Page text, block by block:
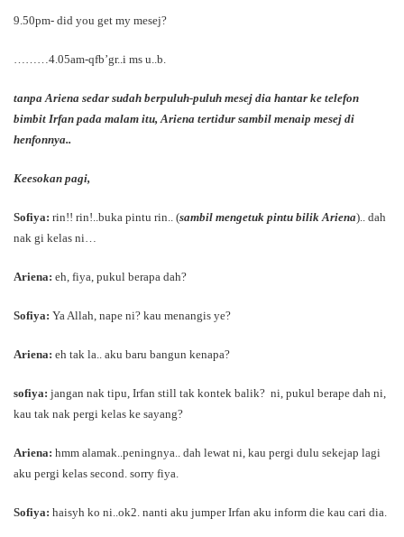
9.50pm- did you get my mesej?
………4.05am-qfb’gr..i ms u..b.
tanpa Ariena sedar sudah berpuluh-puluh mesej dia hantar ke telefon
bimbit Irfan pada malam itu, Ariena tertidur sambil menaip mesej di
henfonnya..
Keesokan pagi,
Sofiya: rin!! rin!..buka pintu rin.. (sambil mengetuk pintu bilik Ariena).. dah
nak gi kelas ni…
Ariena: eh, fiya, pukul berapa dah?
Sofiya: Ya Allah, nape ni? kau menangis ye?
Ariena: eh tak la.. aku baru bangun kenapa?
sofiya: jangan nak tipu, Irfan still tak kontek balik? ni, pukul berape dah ni,
kau tak nak pergi kelas ke sayang?
Ariena: hmm alamak..peningnya.. dah lewat ni, kau pergi dulu sekejap lagi
aku pergi kelas second. sorry fiya.
Sofiya: haisyh ko ni..ok2. nanti aku jumper Irfan aku inform die kau cari dia.